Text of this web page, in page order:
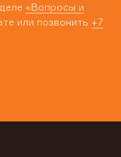
«Вопросы и
или позвонить +7